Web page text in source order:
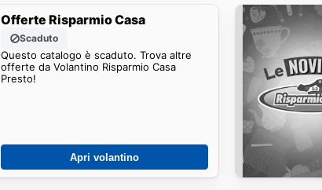
Offerte Risparmio Casa
Scaduto
Questo catalogo è scaduto. Trova altre
offerte da Volantino Risparmio Casa
Presto!
Apri volantino